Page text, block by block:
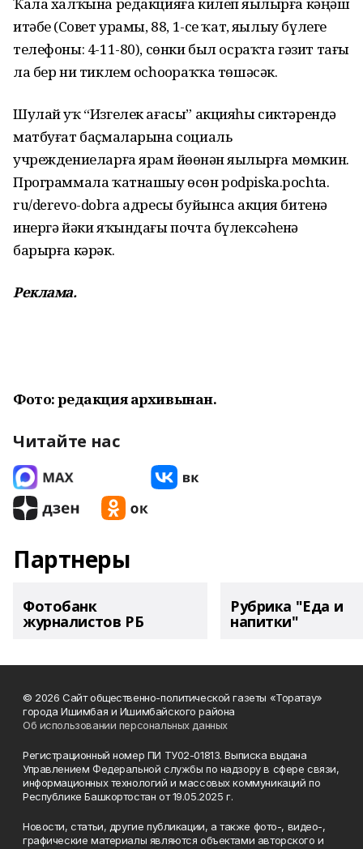
итәбеҙ (Совет урамы, 88, 1-се ҡат, яҙылыу бүлеге
телефоны: 4-11-80), сөнки был осраҡта гәзит тағы
ла бер ни тиклем осһоҙораҡҡа төшәсәк.
Шулай уҡ “Изгелек ағасы” акцияһы сиктәрендә
матбуғат баҫмаларына социаль
учреждениеларға ярҙам йөҙөнән яҙылырға мөмкин.
Программала ҡатнашыу өсөн podpiska.pochta.
ru/derevo-dobra адресы буйынса акция битенә
инергә йәки яҡындағы почта бүлексәһенә
барырға кәрәк.
Реклама.
Фото: редакция архивынан.
Читайте нас
Партнеры
Фотобанк
журналистов РБ
Рубрика "Еда и
напитки"
© 2026 Сайт общественно-политической газеты «Торатау»
города Ишимбая и Ишимбайского района
Об использовании персональных данных
Регистрационный номер ПИ ТУ02-01813. Выписка выдана
Управлением Федеральной службы по надзору в сфере связи,
информационных технологий и массовых коммуникаций по
Республике Башкортостан от 19.05.2025 г.
Новости, статьи, другие публикации, а также фото-, видео-,
графические материалы являются объектами авторского и